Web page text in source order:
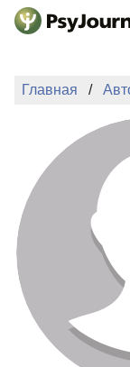
Перейти к
Главная